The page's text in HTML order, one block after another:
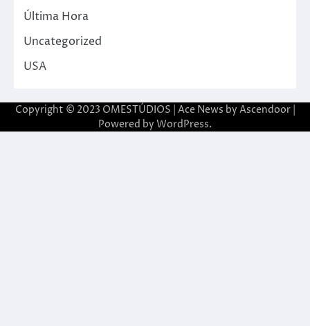
Última Hora
Uncategorized
USA
Copyright © 2023 OMESTÚDIOS | Ace News by Ascendoor|
Powered by WordPress.